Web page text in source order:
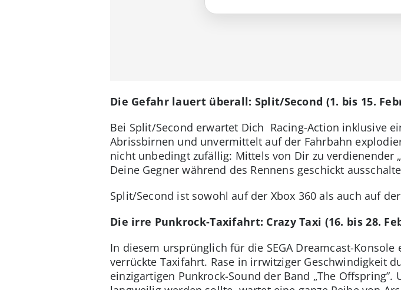
Die Gefahr lauert überall: Split/Second (1. bis 15.
Bei Split/Second erwartet Dich Racing-Action inklusive
Abrissbirnen und unvermittelt auf der Fahrbahn
nicht unbedingt zufällig: Mittels von Dir zu verdienender
Deine Gegner während des Rennens geschickt
Split/Second ist sowohl auf der Xbox 360 als auch auf
Die irre Punkrock-Taxifahrt: Crazy Taxi (16. bis 28.
In diesem ursprünglich für die SEGA Dreamcast-
verrückte Taxifahrt. Rase in irrwitziger Geschwindigkeit
einzigartigen Punkrock-Sound der Band „The